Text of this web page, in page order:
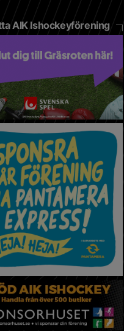
AIK Ishockeyförening